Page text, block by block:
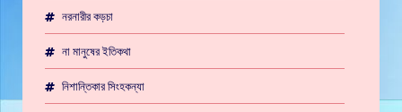
নরনারীর কড়চা
না মানুষের ইতিকথা
নিশান্তিকার সিংহকন্যা